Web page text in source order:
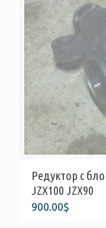
Редуктор с
JZX100 JZX90
900.00$